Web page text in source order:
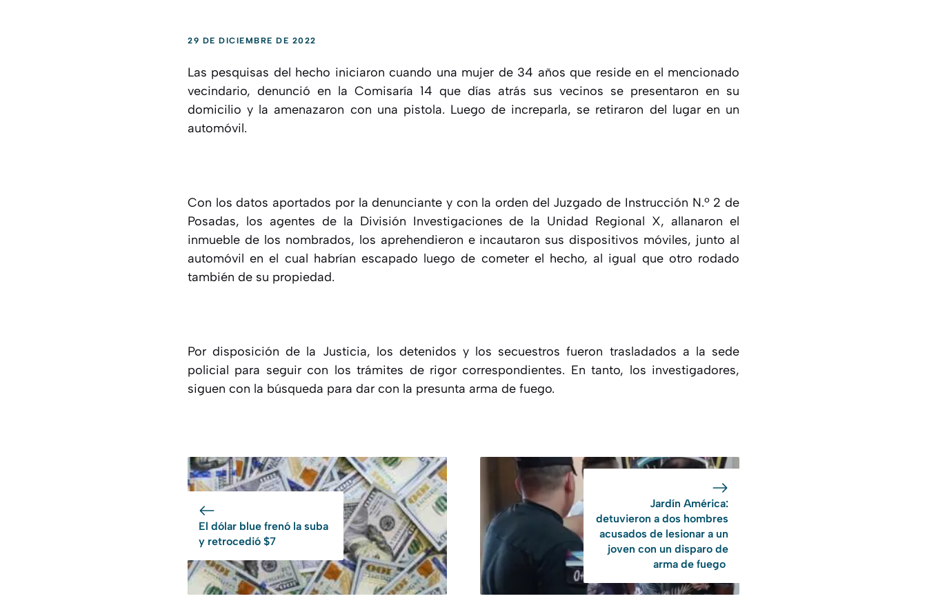
29 DE DICIEMBRE DE 2022
Las pesquisas del hecho iniciaron cuando una mujer de 34 años que reside en el mencionado
vecindario, denunció en la Comisaría 14 que días atrás sus vecinos se presentaron en su
domicilio y la amenazaron con una pistola. Luego de increparla, se retiraron del lugar en un
automóvil.
Con los datos aportados por la denunciante y con la orden del Juzgado de Instrucción N.º 2 de
Posadas, los agentes de la División Investigaciones de la Unidad Regional X, allanaron el
inmueble de los nombrados, los aprehendieron e incautaron sus dispositivos móviles, junto al
automóvil en el cual habrían escapado luego de cometer el hecho, al igual que otro rodado
también de su propiedad.
Por disposición de la Justicia, los detenidos y los secuestros fueron trasladados a la sede
policial para seguir con los trámites de rigor correspondientes. En tanto, los investigadores,
siguen con la búsqueda para dar con la presunta arma de fuego.
El dólar blue frenó la suba
y retrocedió $7
Jardín América:
detuvieron a dos hombres
acusados de lesionar a un
joven con un disparo de
arma de fuego